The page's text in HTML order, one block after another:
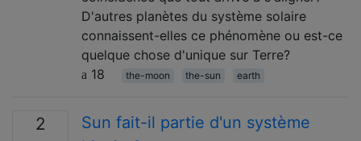
D'autres planètes du système solaire
connaissent-elles ce phénomène ou est-ce
quelque chose d'unique sur Terre?
18
the-moon the-sun earth
2
Sun fait-il partie d'un système